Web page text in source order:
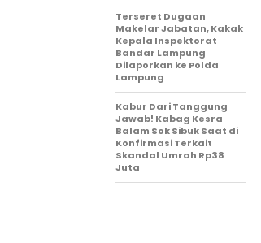
Terseret Dugaan
Makelar Jabatan, Kakak
Kepala Inspektorat
Bandar Lampung
Dilaporkan ke Polda
Lampung
Kabur Dari Tanggung
Jawab! Kabag Kesra
Balam Sok Sibuk Saat di
Konfirmasi Terkait
Skandal Umrah Rp38
Juta